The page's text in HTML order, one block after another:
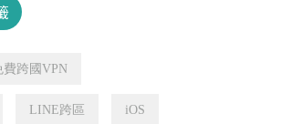
費跨國VPN
LINE跨區 iOS